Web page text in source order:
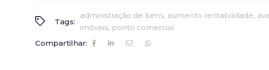
Tags:
administração de bens aumento rentabilidade
imóveis ponto comercial
Compartilhar: